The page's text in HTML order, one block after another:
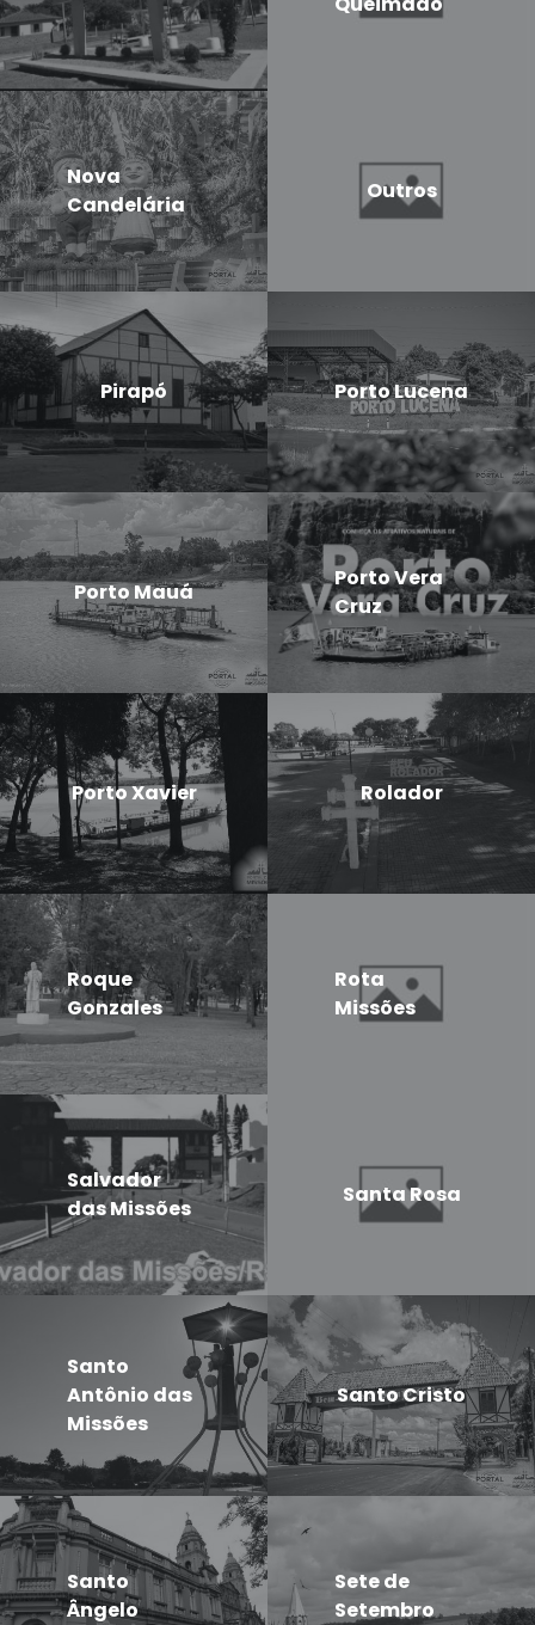
Nova
Candelária
Outros
Pirapó Porto Lucena
Porto Mauá
Porto Vera
Cruz
Porto Xavier Rolador
Roque
Gonzales
Rota
Missões
Salvador
das Missões
Santa Rosa
Santo
Antônio das
Missões
Santo Cristo
Santo
Ângelo
Sete de
Setembro